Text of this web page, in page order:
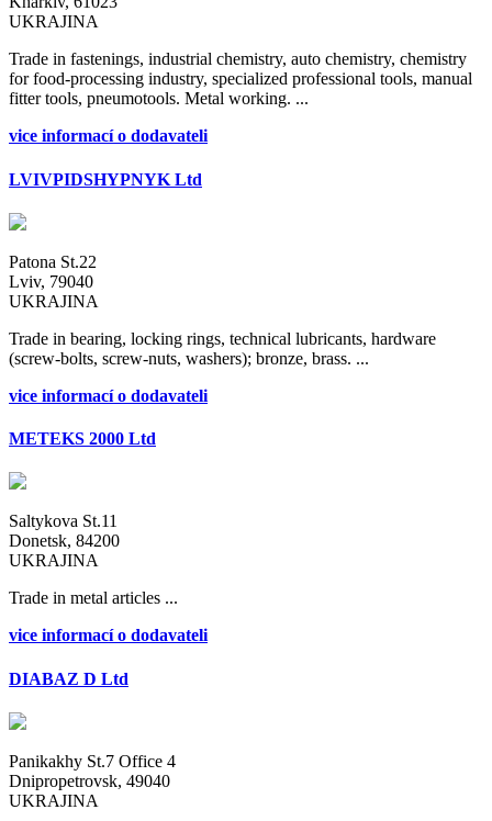
UKRAJINA
Trade in fastenings, industrial chemistry, auto chemistry, chemistry
for food-processing industry, specialized professional tools, manual
fitter tools, pneumotools. Metal working. ...
vice informací o dodavateli
LVIVPIDSHYPNYK Ltd
Patona St.22
Lviv, 79040
UKRAJINA
Trade in bearing, locking rings, technical lubricants, hardware
(screw-bolts, screw-nuts, washers); bronze, brass. ...
vice informací o dodavateli
METEKS 2000 Ltd
Saltykova St.11
Donetsk, 84200
UKRAJINA
Trade in metal articles ...
vice informací o dodavateli
DIABAZ D Ltd
Panikakhy St.7 Office 4
Dnipropetrovsk, 49040
UKRAJINA